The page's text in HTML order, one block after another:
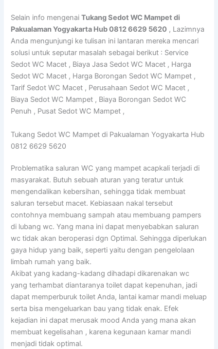
Selain info mengenaiTukang Sedot WC Mampet di
Pakualaman Yogyakarta Hub 0812 6629 5620 , Lazimnya
Anda mengunjungi ke tulisan ini lantaran mereka mencari
solusi untuk seputar masalah sebagai berikut : Service
Sedot WC Macet , Biaya Jasa Sedot WC Macet , Harga
Sedot WC Macet , Harga Borongan Sedot WC Mampet ,
Tarif Sedot WC Macet , Perusahaan Sedot WC Macet ,
Biaya Sedot WC Mampet , Biaya Borongan Sedot WC
Penuh , Pusat Sedot WC Mampet ,
Tukang Sedot WC Mampet di Pakualaman Yogyakarta Hub
0812 6629 5620
Problematika saluran WC yang mampet acapkali terjadi di
masyarakat. Butuh sebuah aturan yang teratur untuk
mengendalikan kebersihan, sehingga tidak membuat
saluran tersebut macet. Kebiasaan nakal tersebut
contohnya membuang sampah atau membuang pampers
di lubang wc. Yang mana ini dapat menyebabkan saluran
wc tidak akan beroperasi dgn Optimal. Sehingga diperlukan
gaya hidup yang baik, seperti yaitu dengan pengelolaan
limbah rumah yang baik.
Akibat yang kadang-kadang dihadapi dikarenakan wc
yang terhambat diantaranya toilet dapat kepenuhan, jadi
dapat memperburuk toilet Anda, lantai kamar mandi meluap
serta bisa mengeluarkan bau yang tidak enak. Efek
kejadian ini dapat merusak mood Anda yang mana akan
membuat kegelisahan , karena kegunaan kamar mandi
menjadi tidak optimal.